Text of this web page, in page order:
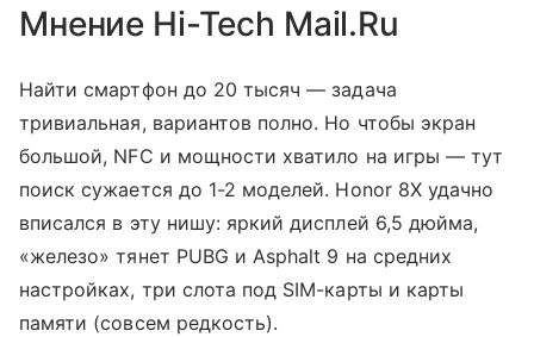
Мнение Hi-Tech Mail.Ru
Найти смартфон до 20 тысяч — задача
тривиальная, вариантов полно. Но чтобы экран
большой, NFC и мощности хватило на игры — тут
поиск сужается до 1-2 моделей. Honor 8X удачно
вписался в эту нишу: яркий дисплей 6,5 дюйма,
«железо» тянет PUBG и Asphalt 9 на средних
настройках, три слота под SIM-карты и карты
памяти (совсем редкость).